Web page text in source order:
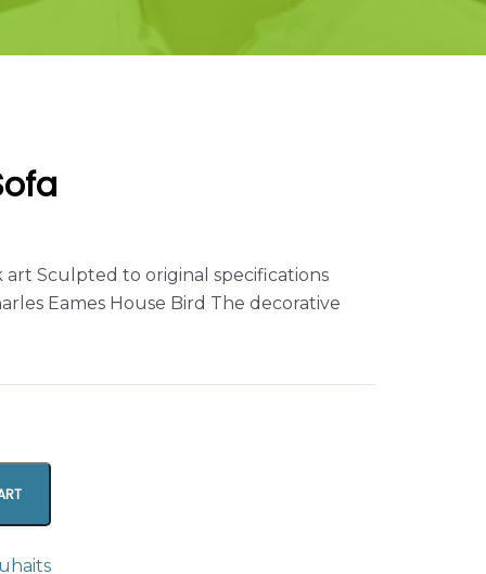
Sculpted to original specifications
Eames House Bird The decorative